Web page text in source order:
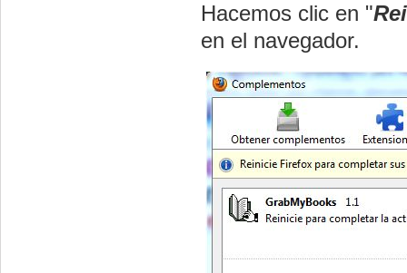
Hacemos clic en "
en el navegador.